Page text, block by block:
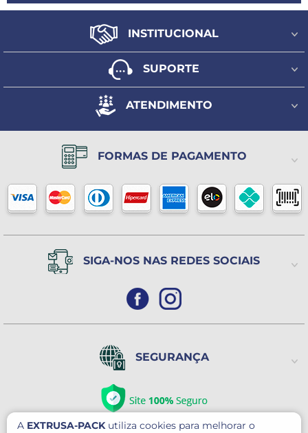
A EXTRUSA-PACKutiliza cookies para melhorar o
INSTITUCIONAL
Quem Somos
Fale Conosco
Minha Conta
SUPORTE
Formas de pagamento
Regulamento frete grátis
Política de Trocas ou Devoluções
ATENDIMENTO
(11) 2198-3600
(11) 94504-2869
Horário de atendimento
de 2ª a 6ª feira
Das 9h às 17h
(Exceto Feriados)
FORMAS DE PAGAMENTO
SIGA-NOS NAS REDES SOCIAIS
SEGURANÇA